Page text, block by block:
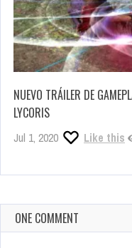
NUEVO TRÁILER DE
LYCORIS
Jul 1, 2020 Like this
ONE COMMENT